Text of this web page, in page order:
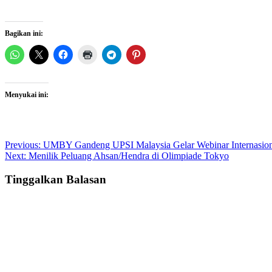
Bagikan ini:
Menyukai ini:
Post
navigation
Previous: UMBY Gandeng UPSI Malaysia Gelar Webinar
Next: Menilik Peluang Ahsan/Hendra di Olimpiade Tokyo
Tinggalkan Balasan